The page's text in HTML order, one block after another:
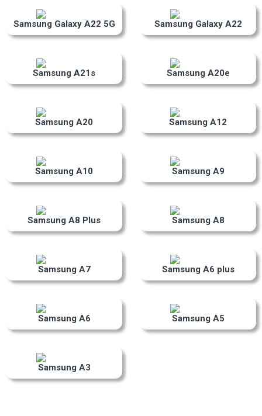
Samsung Galaxy A22 5G Samsung Galaxy A22
Samsung A21s Samsung A20e
Samsung A20 Samsung A12
Samsung A10 Samsung A9
Samsung A8 Plus Samsung A8
Samsung A7 Samsung A6 plus
Samsung A6 Samsung A5
Samsung A3